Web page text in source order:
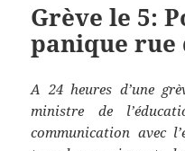
Grève le 5:
panique rue
A 24 heures d’une
ministre de
communication avec